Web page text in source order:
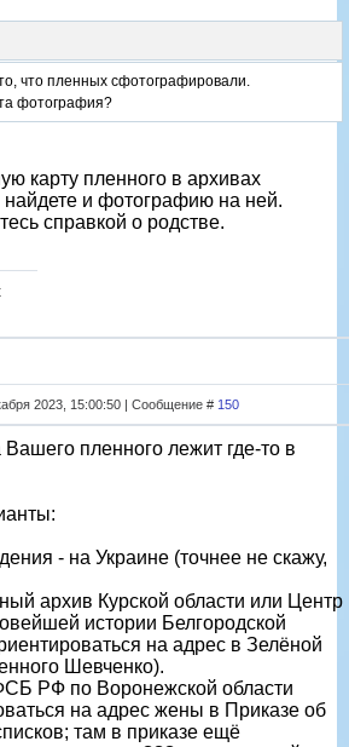
что пленных сфотографировали.
фотография?
карту пленного в архивах
и фотографию на ней.
справкой о родстве.
2023, 15:00:50 | Сообщение # 150
пленного лежит где-то в
- на Украине (точнее не скажу,
архив Курской области или Центр
истории Белгородской
на адрес в Зелёной
Шевченко).
РФ по Воронежской области
на адрес жены в Приказе об
там в приказе ещë